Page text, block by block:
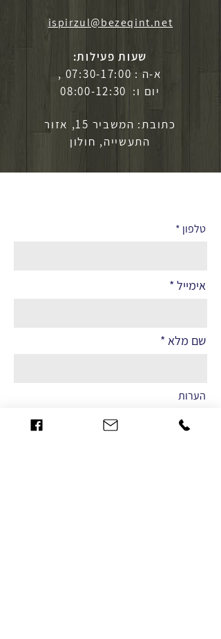
ispirzul@bezeqint.net
שעות פעילות:
א-ה : 07:30-17:00 ,
יום ו: 08:00-12:30
כתובת: המשביר 15, אזור
התעשייה, חולון
טלפון
אימייל
שם מלא
הערות